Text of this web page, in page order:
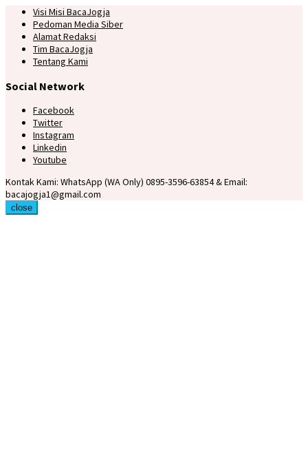
Visi Misi BacaJogja
Pedoman Media Siber
Alamat Redaksi
Tim BacaJogja
Tentang Kami
Social Network
Facebook
Twitter
Instagram
Linkedin
Youtube
Kontak Kami: WhatsApp (WA Only) 0895-3596-63854 & Email:
bacajogja1@gmail.com
close